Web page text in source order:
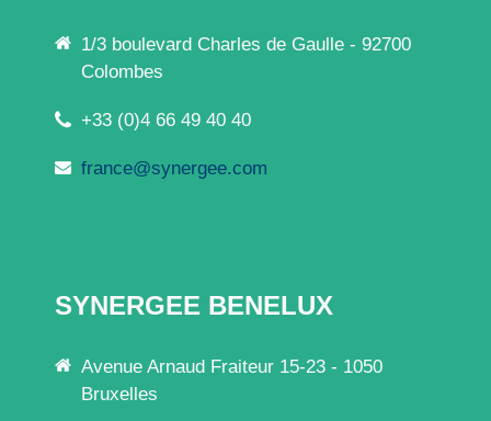
1/3 boulevard Charles de Gaulle - 92700
Colombes
+33 (0)4 66 49 40 40
france@synergee.com
SYNERGEE BENELUX
Avenue Arnaud Fraiteur 15-23 - 1050
Bruxelles